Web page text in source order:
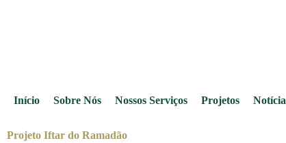
Início Sobre Nós Nossos Serviços Projetos
Projeto Iftar do Ramadão